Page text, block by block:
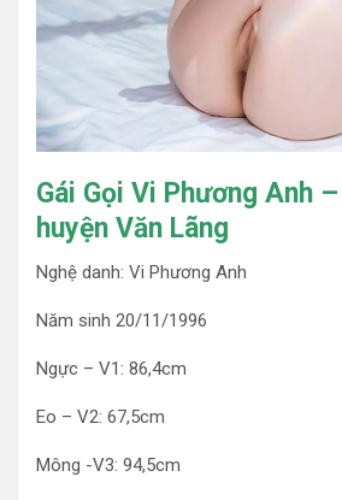
Gái Gọi Vi Phương Anh
huyện Văn Lãng
Nghệ danh: Vi Phương Anh
Năm sinh 20/11/1996
Ngực – V1: 86,4cm
Eo – V2: 67,5cm
Mông -V3: 94,5cm